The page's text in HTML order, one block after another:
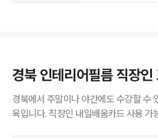
경북 인테리어필름 직장인
경북에서 주말이나 야간에도 수강할 수
육입니다. 직장인 내일배움카드 사용 가